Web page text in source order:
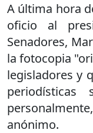
A última hora
oficio al
Senadores,
la fotocopia
legisladores y
periodísticas
anónimo.